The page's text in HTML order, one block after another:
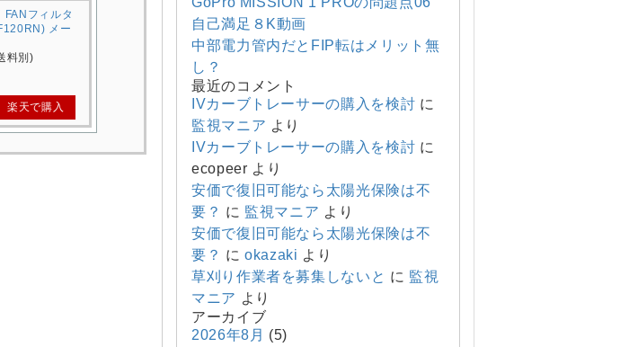
FANフィルタ
メー
料別)
楽天で購入
自己満足８K動画
中部電力管内だとFIP転はメリット無
し？
最近のコメント
IVカーブトレーサーの購入を検討 に
監視マニア より
IVカーブトレーサーの購入を検討 に
ecopeer より
安価で復旧可能なら太陽光保険は不
要？ に 監視マニア より
安価で復旧可能なら太陽光保険は不
要？ にokazaki より
草刈り作業者を募集しないと に 監視
マニア より
アーカイブ
2026年8月 (5)